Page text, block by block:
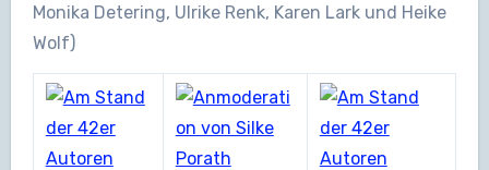
Monika Detering, Ulrike Renk, Karen Lark und Heike
Wolf)